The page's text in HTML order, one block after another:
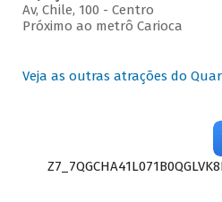
Av, Chile, 100 - Centro
Próximo ao metrô Carioca
Veja as outras atrações do